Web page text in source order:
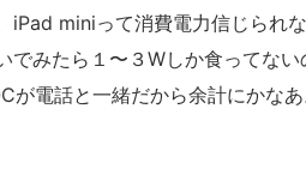
iPad miniって消費電力信じられ
でみたら１〜３Wしか食ってな
が電話と一緒だから余計にかな